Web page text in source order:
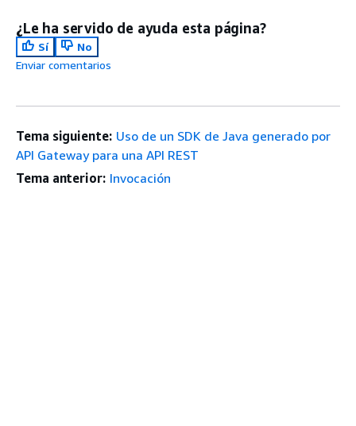
¿Le ha servido de ayuda esta página?
Sí
No
Enviar comentarios
Tema siguiente: Uso de un SDK de Java generado por
API Gateway para una API REST
Tema anterior: Invocación